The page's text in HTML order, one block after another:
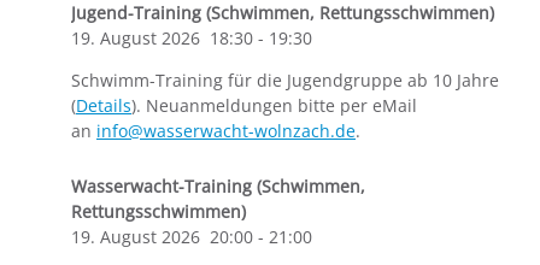
Jugend-Training (Schwimmen, Rettungsschwimmen)
19. August 2026 18:30 - 19:30
Schwimm-Training für die Jugendgruppe ab 10 Jahre
(Details). Neuanmeldungen bitte per eMail
an info@wasserwacht-wolnzach.de.
Wasserwacht-Training (Schwimmen,
Rettungsschwimmen)
19. August 2026 20:00 - 21:00